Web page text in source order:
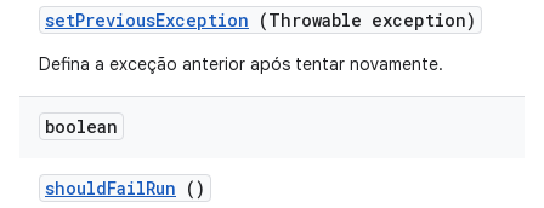
setPreviousException (Throwable exception)
Defina a exceção anterior após tentar novamente.
boolean
shouldFailRun ()